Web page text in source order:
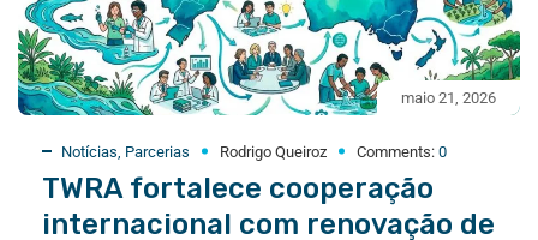
maio 21, 2026
Notícias Parcerias Rodrigo Queiroz Comments: 0
TWRA fortalece cooperação
internacional com renovação de